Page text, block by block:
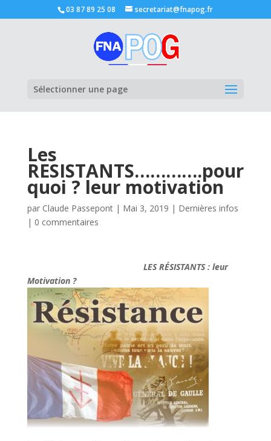
03 87 89 25 08 secretariat@fnapog.fr
Sélectionner une page
Les
RESISTANTS………….pour
quoi ? leur motivation
par Claude Passepont| Mai 3, 2019 | Dernières infos
| 0 commentaires
LES RÉSISTANTS : leur
Motivation ?